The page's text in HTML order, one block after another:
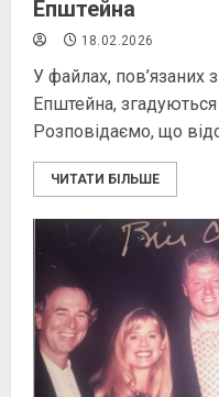
Епштейна
18.02.2026
У файлах,
Епштейна,
Розповідаємо, що
ЧИТАТИ БІЛЬШЕ